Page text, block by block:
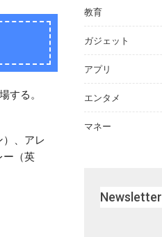
する。
、アレ
ー（英
教育
ガジェット
アプリ
エンタメ
マネー
Newsletter